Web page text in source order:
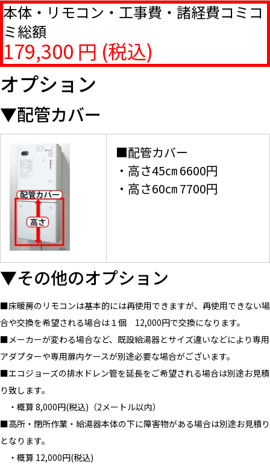
本体・リモコン・工事費・諸経費コミコ
ミ総額
179,300 円 (税込)
オプション
▼配管カバー
■配管カバー
・高さ45㎝ 6600円
・高さ60㎝ 7700円
▼その他のオプション
■床暖房のリモコンは基本的には再使用できますが、再使用できない場
合や交換を希望される場合は１個 12,000円で交換になります。
■メーカーが変わる場合など、既設給湯器とサイズ違いなどにより専用
アダプターや専用扉内ケースが別途必要な場合がございます。
■エコジョーズの排水ドレン管を延長をご希望される場合は別途お見積
り致します。
・概算 8,000円(税込)（2メートル以内）
■高所・閉所作業・給湯器本体の下に障害物がある場合は別途お見積り
となります。
・概算 12,000円(税込)